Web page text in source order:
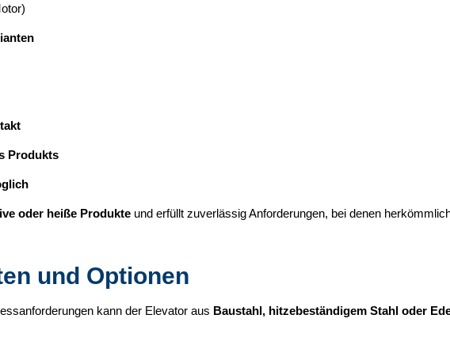
Produkts
oder heiße Produkte und erfüllt zuverlässig Anforderungen, bei denen
und Optionen
kann der Elevator aus Baustahl, hitzebeständigem Stahl oder